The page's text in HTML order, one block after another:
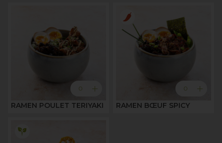
0 add
RAMEN POULET TERIYAKI
0 add
RAMEN BŒUF SPICY